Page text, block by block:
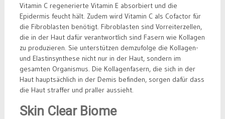
Vitamin C regenerierte Vitamin E absorbiert und die
Epidermis feucht hält. Zudem wird Vitamin C als Cofactor für
die Fibroblasten benötigt. Fibroblasten sind Vorreiterzellen,
die in der Haut dafür verantwortlich sind Fasern wie Kollagen
zu produzieren. Sie unterstützen demzufolge die Kollagen-
und Elastinsynthese nicht nur in der Haut, sondern im
gesamten Organismus. Die Kollagenfasern, die sich in der
Haut hauptsächlich in der Demis befinden, sorgen dafür dass
die Haut straffer und praller aussieht.
Skin Clear Biome